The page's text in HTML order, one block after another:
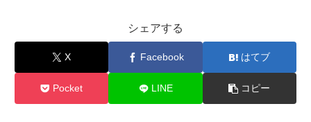
シェアする
X Facebook はてブ
Pocket LINE コピー